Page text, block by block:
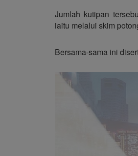
Jumlah kutipan
iaitu melalui skim
Bersama-sama ini